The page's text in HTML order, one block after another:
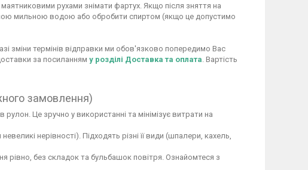
рухами знімати фартух. Якщо після зняття на
мильною водою або обробити спиртом (якщо це допустимо
зміни термінів відправки ми обов'язково попередимо Вас
за посиланням у розділі Доставка та оплата . Вартість
замовлення)
рулон. Це зручно у використанні та мінімізує витрати на
нерівності). Підходять різні її види (шпалери, кахель,
рівно, без складок та бульбашок повітря. Ознайомтеся з